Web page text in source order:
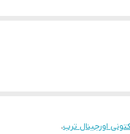
کتونی اورجینال ترب،